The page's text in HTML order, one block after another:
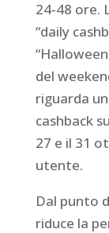
24‑48 ore.
“daily
del
riguarda
cashback
27 e il 31
utente.
Dal punto
riduce la